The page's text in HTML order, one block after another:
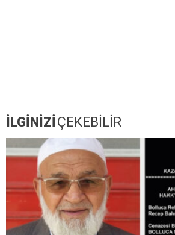
İLGİNİZİÇEKEBİLİR